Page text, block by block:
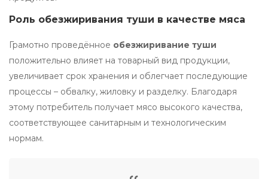
Роль обезжиривания туши в качестве мяса
Грамотно проведённое обезжиривание туши
положительно влияет на товарный вид продукции,
увеличивает срок хранения и облегчает последующие
процессы – обвалку, жиловку и разделку. Благодаря
этому потребитель получает мясо высокого качества,
соответствующее санитарным и технологическим
нормам.